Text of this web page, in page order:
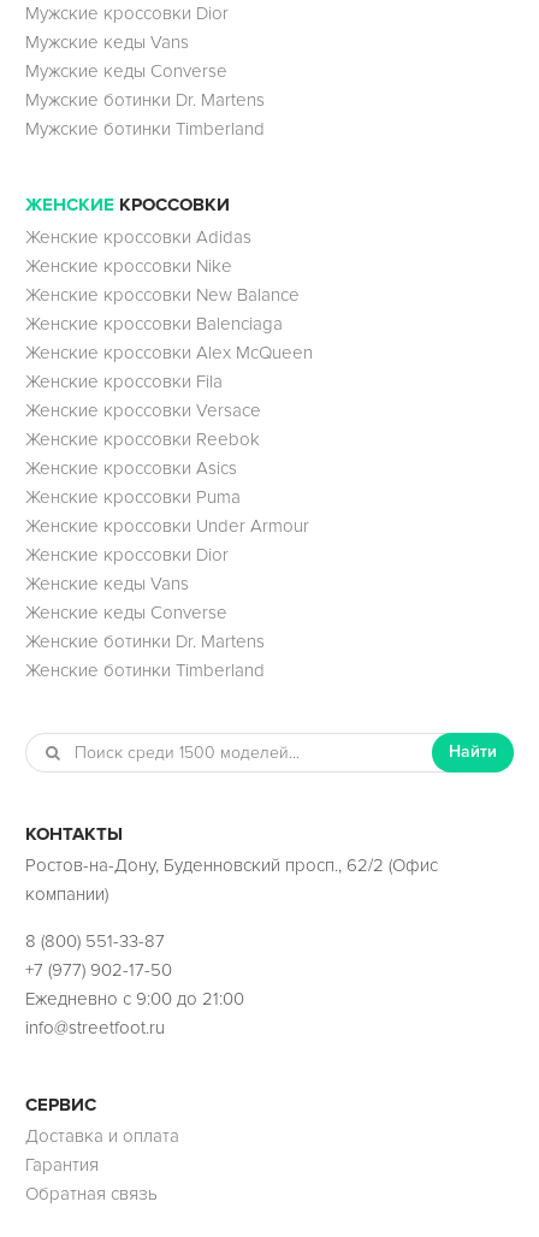
Мужские кроссовки Dior
Мужские кеды Vans
Мужские кеды Converse
Мужские ботинки Dr. Martens
Мужские ботинки Timberland
ЖЕНСКИЕ КРОССОВКИ
Женские кроссовки Adidas
Женские кроссовки Nike
Женские кроссовки New Balance
Женские кроссовки Balenciaga
Женские кроссовки Alex McQueen
Женские кроссовки Fila
Женские кроссовки Versace
Женские кроссовки Reebok
Женские кроссовки Asics
Женские кроссовки Puma
Женские кроссовки Under Armour
Женские кроссовки Dior
Женские кеды Vans
Женские кеды Converse
Женские ботинки Dr. Martens
Женские ботинки Timberland
Найти
КОНТАКТЫ
Ростов-на-Дону, Буденновский просп., 62/2 (Офис
компании)
8 (800) 551-33-87
+7 (977) 902-17-50
Ежедневно с 9:00 до 21:00
info@streetfoot.ru
СЕРВИС
Доставка и оплата
Гарантия
Обратная связь